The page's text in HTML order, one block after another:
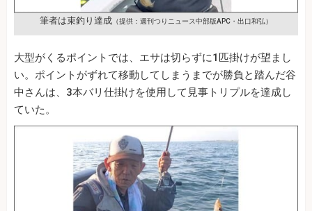
筆者は束釣り達成 （提供：週刊つりニュース中部版APC・出口和弘）
大型がくるポイントでは、エサは切らずに1匹掛けが望まし
い。ポイントがずれて移動してしまうまでが勝負と踏んだ谷
中さんは、3本バリ仕掛けを使用して見事トリプルを達成し
ていた。